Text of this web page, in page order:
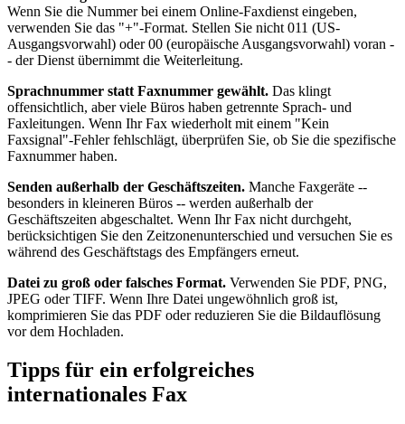
Wenn Sie die Nummer bei einem Online-Faxdienst eingeben,
verwenden Sie das "+"-Format. Stellen Sie nicht 011 (US-
Ausgangsvorwahl) oder 00 (europäische Ausgangsvorwahl) voran -
- der Dienst übernimmt die Weiterleitung.
Sprachnummer statt Faxnummer gewählt. Das klingt
offensichtlich, aber viele Büros haben getrennte Sprach- und
Faxleitungen. Wenn Ihr Fax wiederholt mit einem "Kein
Faxsignal"-Fehler fehlschlägt, überprüfen Sie, ob Sie die spezifische
Faxnummer haben.
Senden außerhalb der Geschäftszeiten. Manche Faxgeräte --
besonders in kleineren Büros -- werden außerhalb der
Geschäftszeiten abgeschaltet. Wenn Ihr Fax nicht durchgeht,
berücksichtigen Sie den Zeitzonenunterschied und versuchen Sie es
während des Geschäftstags des Empfängers erneut.
Datei zu groß oder falsches Format. Verwenden Sie PDF, PNG,
JPEG oder TIFF. Wenn Ihre Datei ungewöhnlich groß ist,
komprimieren Sie das PDF oder reduzieren Sie die Bildauflösung
vor dem Hochladen.
Tipps für ein erfolgreiches
internationales Fax